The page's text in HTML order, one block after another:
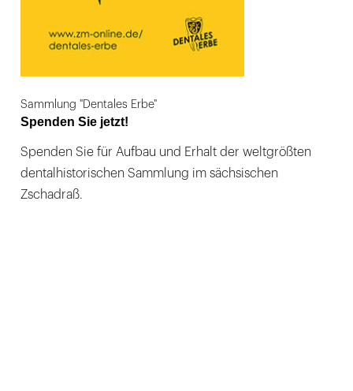
Sammlung "Dentales Erbe"
Spenden Sie jetzt!
Spenden Sie für Aufbau und Erhalt der weltgrößten
dentalhistorischen Sammlung im sächsischen
Zschadraß.